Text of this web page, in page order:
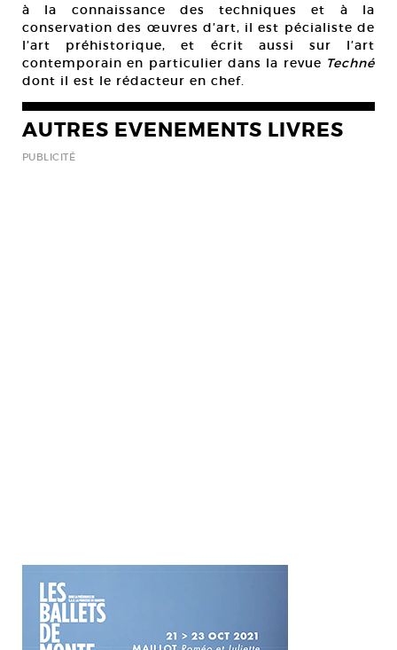
à la connaissance des techniques et à la
conservation des œuvres d’art, il est pécialiste de
l’art préhistorique, et écrit aussi sur l’art
contemporain en particulier dans la revue Techné
dont il est le rédacteur en chef.
AUTRES EVENEMENTS LIVRES
PUBLICITÉ